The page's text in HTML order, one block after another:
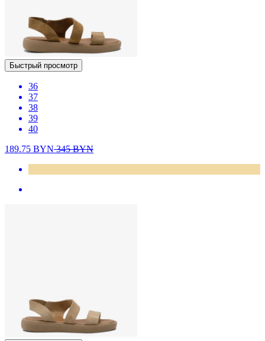
Быстрый просмотр
36
37
38
39
40
189.75 BYN345BYN